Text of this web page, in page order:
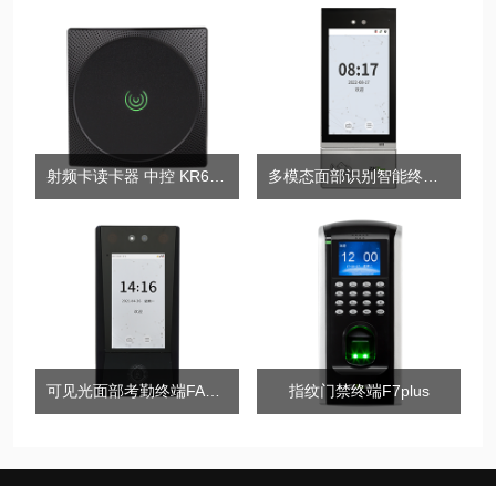
指纹门禁终端F7plus